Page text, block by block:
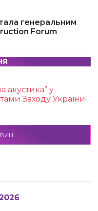
генеральним
Forum
акустика” у
Заходу України!